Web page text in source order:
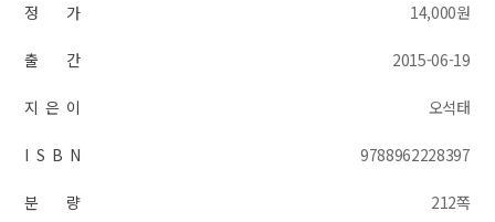
정 가 14,000원
출 간 2015-06-19
지 은 이 오석태
I S B N 9788962228397
분 량 212쪽